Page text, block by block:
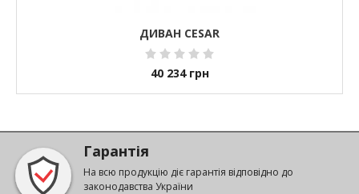
ДИВАН CESAR
40 234 грн
Гарантія
На всю продукцію діє гарантія відповідно до
законодавства України